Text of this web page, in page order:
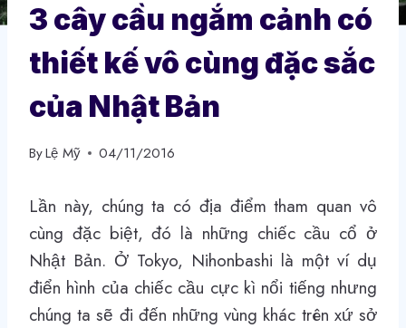
3 cây cầu ngắm cảnh có
thiết kế vô cùng đặc sắc
của Nhật Bản
ByLệ Mỹ 04/11/2016
Lần này, chúng ta có địa điểm tham quan vô
cùng đặc biệt, đó là những chiếc cầu cổ ở
Nhật Bản. Ở Tokyo, Nihonbashi là một ví dụ
điển hình của chiếc cầu cực kì nổi tiếng nhưng
chúng ta sẽ đi đến những vùng khác trên xứ sở